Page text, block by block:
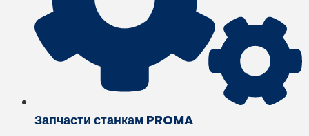
Запчасти станкам PROMA